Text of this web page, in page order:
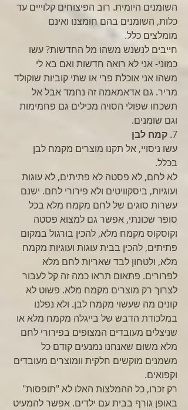
השומנים היומית. רוב הפיצוחים קלוייים עד
כלות, השומנים בהם חומצנו ואינם
מומלצים כלל.
חייבים לנשנש משהו מל החדשות? עשו
כמוני- אני לא רואה חדשות ואם בא לי
משהו אני אוכלת פרי או שתי קוביות שוקולד
מריר. גם אדאמאמה זה נחמד אבל אל
תשכחו שפולי הסויה מכילים גם פחמימות
וגם שומנים.
7. קמח לבן
עשו ניסויי, אל תקנו מוצרים מקמח לבן
בכלל.
לא לחם, לא פסטה לא פתיתים, לא עוגות
ועוגיות, ביסקוויטים ולא פירורי לחם. ישנם
עשרות סוגים של לחם מקמח מלא בכל
סופר שכונתי, אפשר גם למצוא פסטה
וקוסקוס מקמח מלא, להכין בורגול במקום
פתיתים, להכין בבית עוגות ועוגיות מקמח
מלא, ולטחון לבד שאריות לחם מלא
לפרורים. פתאום תראו כמה זה קל לעבור
לצרוך רק מוצרים מקמח מלא. פשוט לא
קונים מה שעשוי מקמח לבן. ולא נפלנו
במלכודת הדבש של בייגלה מקמח מלא או
שניצלים מעובדים המצופים בפירורי לחם
מלא משום שאנחנו נמנעים קודם כל
משמנים מוקשים חלקית וומוצרים מעובדים
וקפואים.
רק זכרו, כל ההמלצות האלו לא "תופסות"
באופן גורף בבית עם ילדים. אפשר להמעיט